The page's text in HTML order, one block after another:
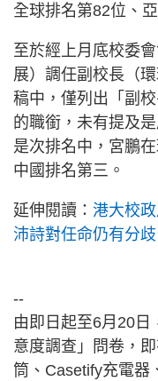
全球排名第82位、
至於經上月底校委
展）調任副校長（
稿中，僅列出「副
的職銜，未有提及
是次排名中，宮鵬
中國排名第三。
延伸閱讀： 港大校
沛詩對任命仍有分
--
由即日起至6月20日
意度調查」問卷，
筒、Casetify充電器